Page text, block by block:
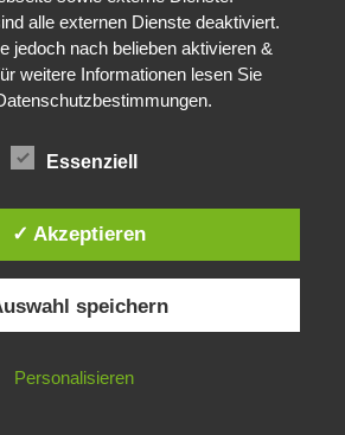
alle externen Dienste deaktiviert.
jedoch nach belieben aktivieren &
weitere Informationen lesen Sie
Essenziell
✓ Akzeptieren
speichern
Personalisieren